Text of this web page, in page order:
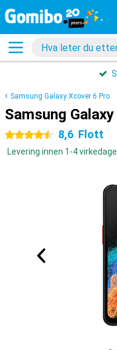
Samsung Galaxy Xcover 6 Pro
Samsung
4.5 stjerner 8,6 Flott
Levering innen 1-4